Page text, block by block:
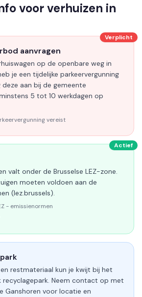
voor verhuizen in
Verplicht
aanvragen
op de openbare weg in
je een tijdelijke parkeervergunning
deze aan bij de gemeente
5 tot 10 werkdagen op
vereist
Actief
valt onder de Brusselse LEZ-zone.
moeten voldoen aan de
(lez.brussels).
- emissienormen
restmateriaal kun je kwijt bij het
recyclagepark. Neem contact op met
Ganshoren voor locatie en